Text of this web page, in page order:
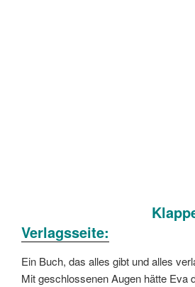
Verlagsseite:
Ein Buch, das alles gibt und alles
Mit geschlossenen Augen hätte Eva